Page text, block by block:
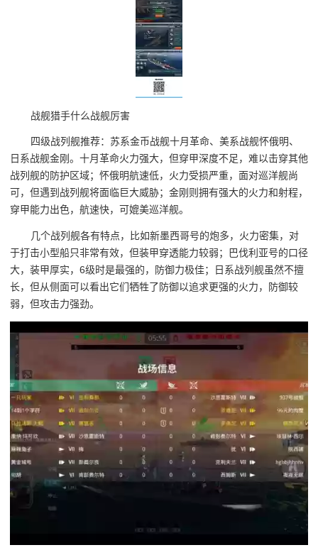
战舰猎手什么战舰厉害
四级战列舰推荐：苏系金币战舰十月革命、美系战舰怀俄明、
日系战舰金刚。十月革命火力强大，但穿甲深度不足，难以击穿其他
战列舰的防护区域；怀俄明航速低，火力受损严重，面对巡洋舰尚
可，但遇到战列舰将面临巨大威胁；金刚则拥有强大的火力和射程，
穿甲能力出色，航速快，可媲美巡洋舰。
几个战列舰各有特点，比如新墨西哥号的炮多，火力密集，对
于打击小型船只非常有效，但装甲穿透能力较弱；巴伐利亚号的口径
大，装甲厚实，6级时是最强的，防御力极佳；日系战列舰虽然不擅
长，但从侧面可以看出它们牺牲了防御以追求更强的火力，防御较
弱，但攻击力强劲。